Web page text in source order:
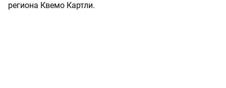
региона Квемо Картли.